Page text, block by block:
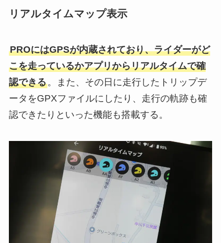
リアルタイムマップ表示
PROにはGPSが内蔵されており、ライダーがど
こを走っているかアプリからリアルタイムで確
認できる。また、その日に走行したトリップデ
ータをGPXファイルにしたり、走行の軌跡も確
認できたりといった機能も搭載する。